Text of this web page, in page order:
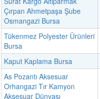
Çırpan Ahmetpaşa Şube
Osmangazi Bursa
Tükenmez Polyester Ürünleri
Bursa
Kaput Kaplama Bursa
As Pozantı Aksesuar
Orhangazi Tır Kamyon
Aksesuar Dünyası